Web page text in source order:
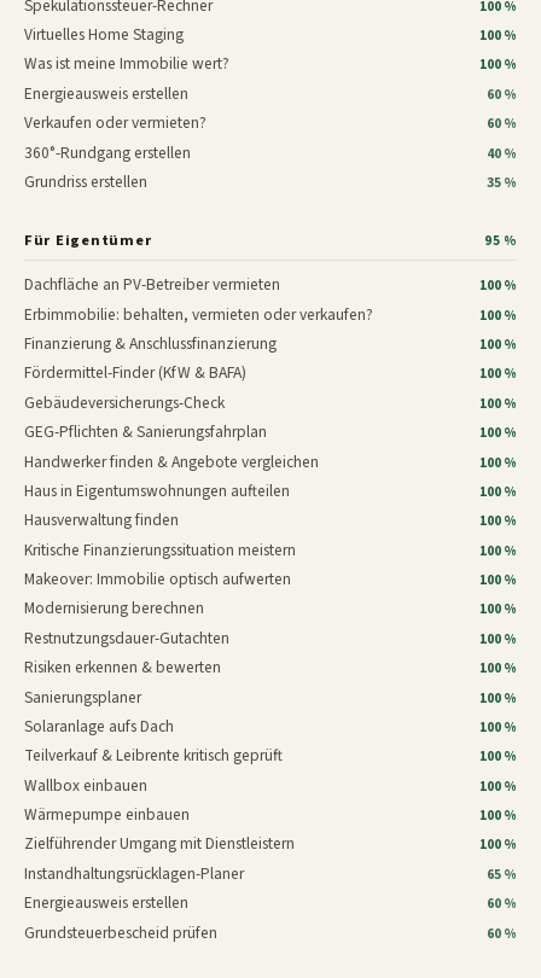
Spekulationssteuer-Rechner 100 %
Virtuelles Home Staging 100 %
Was ist meine Immobilie wert? 100 %
Energieausweis erstellen 60 %
Verkaufen oder vermieten? 60 %
360°-Rundgang erstellen 40 %
Grundriss erstellen 35 %
Für Eigentümer 95 %
Dachfläche an PV-Betreiber vermieten 100 %
Erbimmobilie: behalten, vermieten oder verkaufen? 100 %
Finanzierung & Anschlussfinanzierung 100 %
Fördermittel-Finder (KfW & BAFA) 100 %
Gebäudeversicherungs-Check 100 %
GEG-Pflichten & Sanierungsfahrplan 100 %
Handwerker finden & Angebote vergleichen 100 %
Haus in Eigentumswohnungen aufteilen 100 %
Hausverwaltung finden 100 %
Kritische Finanzierungssituation meistern 100 %
Makeover: Immobilie optisch aufwerten 100 %
Modernisierung berechnen 100 %
Restnutzungsdauer-Gutachten 100 %
Risiken erkennen & bewerten 100 %
Sanierungsplaner 100 %
Solaranlage aufs Dach 100 %
Teilverkauf & Leibrente kritisch geprüft 100 %
Wallbox einbauen 100 %
Wärmepumpe einbauen 100 %
Zielführender Umgang mit Dienstleistern 100 %
Instandhaltungsrücklagen-Planer 65 %
Energieausweis erstellen 60 %
Grundsteuerbescheid prüfen 60 %